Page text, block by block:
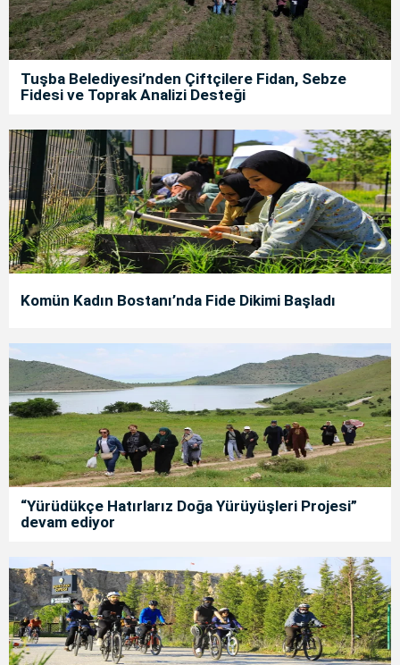
Tuşba Belediyesi’nden Çiftçilere Fidan, Sebze
Fidesi ve Toprak Analizi Desteği
Komün Kadın Bostanı’nda Fide Dikimi Başladı
“Yürüdükçe Hatırlarız Doğa Yürüyüşleri Projesi”
devam ediyor